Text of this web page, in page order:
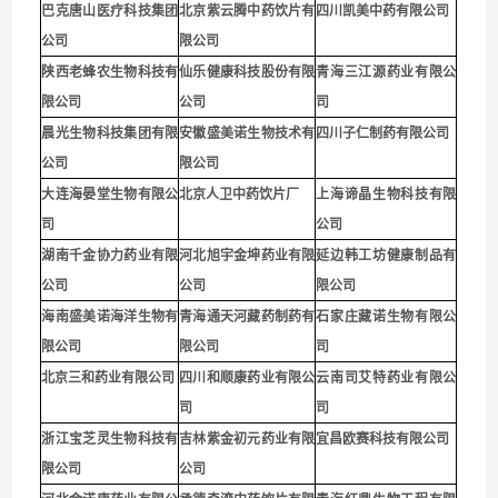
巴克唐山医疗科技集团
公司
北京紫云腾中药饮片有
限公司
四川凯美中药有限公司
陕西老蜂农生物科技有
限公司
仙乐健康科技股份有限
公司
青海三江源药业有限公
司
晨光生物科技集团有限
公司
安徽盛美诺生物技术有
限公司
四川子仁制药有限公司
大连海晏堂生物有限公
司
北京人卫中药饮片厂
上海谛晶生物科技有限
公司
湖南千金协力药业有限
公司
河北旭宇金坤药业有限
公司
延边韩工坊健康制品有
限公司
海南盛美诺海洋生物有
限公司
青海通天河藏药制药有
限公司
石家庄藏诺生物有限公
司
北京三和药业有限公司 四川和顺康药业有限公
司
云南司艾特药业有限公
司
浙江宝芝灵生物科技有
限公司
吉林紫金初元药业有限
公司
宜昌欧赛科技有限公司